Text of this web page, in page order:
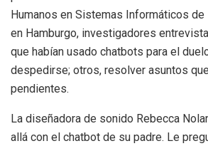
Humanos en Sistemas Informáticos de
en Hamburgo, investigadores
que habían usado chatbots para el
despedirse; otros, resolver asuntos
pendientes.
La diseñadora de sonido Rebecca
allá con el chatbot de su padre. Le